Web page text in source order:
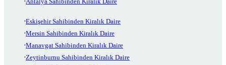
Eskişehir Sahibinden Kiralık Daire
Mersin Sahibinden Kiralık Daire
Manavgat Sahibinden Kiralık Daire
Zeytinburnu Sahibinden Kiralık Daire